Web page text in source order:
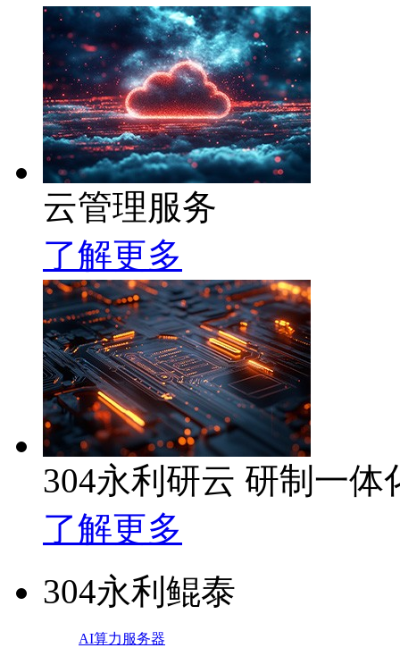
云管理服务
了解更多
304永利研云 研制一
了解更多
304永利鲲泰
AI算力服务器